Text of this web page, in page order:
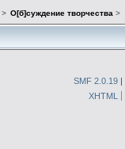
> О[б]суждение творчества >
SMF 2.0.19 |
XHTML